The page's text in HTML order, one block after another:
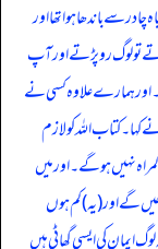
سے باندھا ہوا تھا اور
تو لوگ رو پڑتے اور آپ
ہمارے علاوہ کسی نے
کتاب اللہ کو لازم
نہیں ہو گے۔ اور میں
گے اور (یہ) کم ہوں
ایمان کی ایسی گھاٹی ہیں